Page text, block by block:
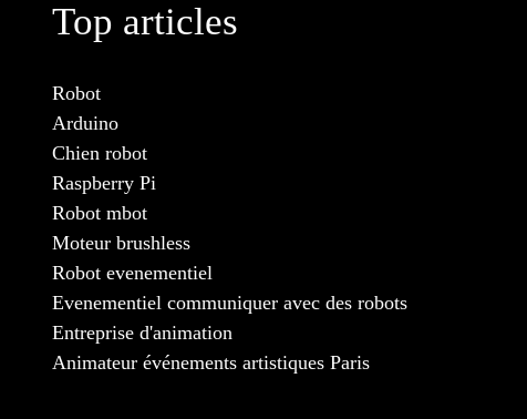
Top articles
Robot
Arduino
Chien robot
Raspberry Pi
Robot mbot
Moteur brushless
Robot evenementiel
Evenementiel communiquer avec des robots
Entreprise d'animation
Animateur événements artistiques Paris